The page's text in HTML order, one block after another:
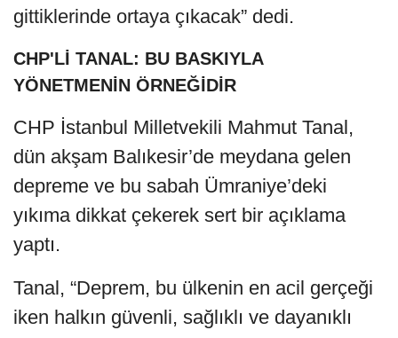
gittiklerinde ortaya çıkacak” dedi.
CHP'Lİ TANAL: BU BASKIYLA
YÖNETMENİN ÖRNEĞİDİR
CHP İstanbul Milletvekili Mahmut Tanal,
dün akşam Balıkesir’de meydana gelen
depreme ve bu sabah Ümraniye’deki
yıkıma dikkat çekerek sert bir açıklama
yaptı.
Tanal, “Deprem, bu ülkenin en acil gerçeği
iken halkın güvenli, sağlıklı ve dayanıklı